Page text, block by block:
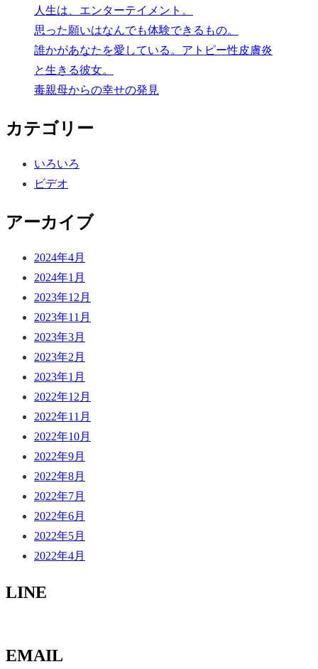
人生は、エンターテイメント。
思った願いはなんでも体験できるもの。
誰かがあなたを愛している。アトピー性皮膚炎
と生きる彼女。
毒親母からの幸せの発見
カテゴリー
いろいろ
ビデオ
アーカイブ
2024年4月
2024年1月
2023年12月
2023年11月
2023年3月
2023年2月
2023年1月
2022年12月
2022年11月
2022年10月
2022年9月
2022年8月
2022年7月
2022年6月
2022年5月
2022年4月
LINE
EMAIL